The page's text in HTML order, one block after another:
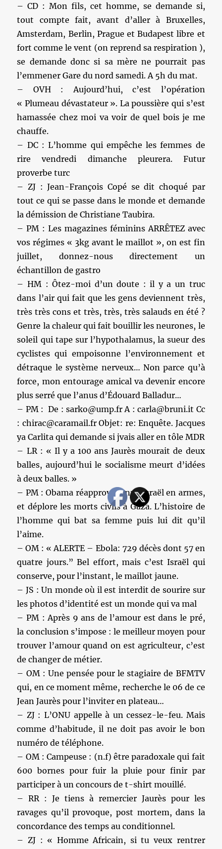
– CD : Mon fils, cet homme, se demande si,
tout compte fait, avant d’aller à Bruxelles,
Amsterdam, Berlin, Prague et Budapest libre et
fort comme le vent (on reprend sa respiration ),
se demande donc si sa mère ne pourrait pas
l’emmener Gare du nord samedi. A 5h du mat.
– OVH : Aujourd’hui, c’est l’opération
« Plumeau dévastateur ». La poussière qui s’est
hamassée chez moi va voir de quel bois je me
chauffe.
– DC : L’homme qui empêche les femmes de
rire vendredi dimanche pleurera. Futur
proverbe turc
– ZJ : Jean-François Copé se dit choqué par
tout ce qui se passe dans le monde et demande
la démission de Christiane Taubira.
– PM : Les magazines féminins ARRÊTEZ avec
vos régimes « 3kg avant le maillot », on est fin
juillet, donnez-nous directement un
échantillon de gastro
– HM : Ôtez-moi d’un doute : il y a un truc
dans l’air qui fait que les gens deviennent très,
très très cons et très, très, très salauds en été ?
Genre la chaleur qui fait bouillir les neurones, le
soleil qui tape sur l’hypothalamus, la sueur des
cyclistes qui empoisonne l’environnement et
détraque le système nerveux… Non parce qu’à
force, mon entourage amical va devenir encore
plus serré que l’anus d’Édouard Balladur…
– PM : De : sarko@ump.fr A : carla@bruni.it Cc
: chirac@caramail.fr Objet: re: Enquête. Jacques
ya Carlita qui demande si jvais aller en tôle MDR
– LR : « Il y a 100 ans Jaurès mourait de deux
balles, aujourd’hui le socialisme meurt d’idées
à deux balles. »
– PM : Obama réapprovisionne Israël en armes,
et déplore les morts civils à Gaza. L’histoire de
l’homme qui bat sa femme puis lui dit qu’il
l’aime.
– OM : « ALERTE – Ebola: 729 décès dont 57 en
quatre jours.” Bel effort, mais c’est Israël qui
conserve, pour l’instant, le maillot jaune.
– JS : Un monde où il est interdit de sourire sur
les photos d’identité est un monde qui va mal
– PM : Après 9 ans de l’amour est dans le pré,
la conclusion s’impose : le meilleur moyen pour
trouver l’amour quand on est agriculteur, c’est
de changer de métier.
– OM : Une pensée pour le stagiaire de BFMTV
qui, en ce moment même, recherche le 06 de ce
Jean Jaurès pour l’inviter en plateau…
– ZJ : L’ONU appelle à un cessez-le-feu. Mais
comme d’habitude, il ne doit pas avoir le bon
numéro de téléphone.
– OM : Campeuse : (n.f) être paradoxale qui fait
600 bornes pour fuir la pluie pour finir par
participer à un concours de t-shirt mouillé.
– RR : Je tiens à remercier Jaurès pour les
ravages qu’il provoque, post mortem, dans la
concordance des temps au conditionnel.
– ZJ : « Homme Africain, si tu veux rentrer